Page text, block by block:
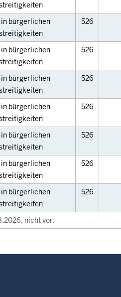
in bürgerlichen
526
in bürgerlichen
526
in bürgerlichen
526
in bürgerlichen
526
in bürgerlichen
526
in bürgerlichen
526
in bürgerlichen
526
nicht vor.